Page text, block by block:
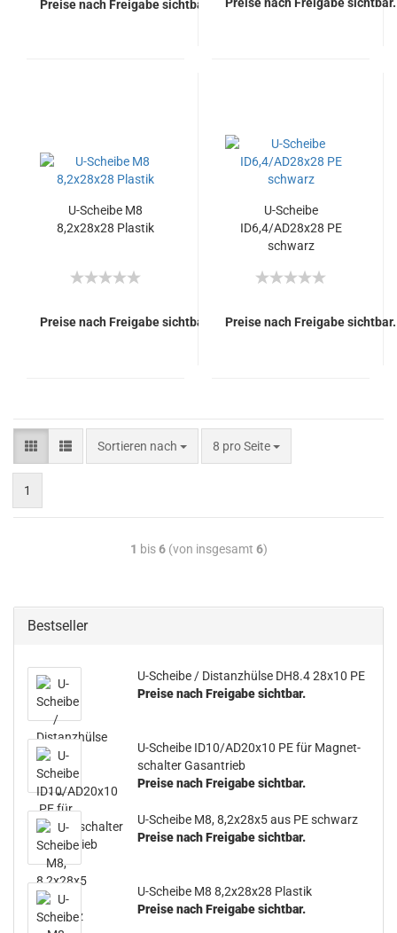
Preise nach Freigabe sichtbar.
U-​Schei­be M8
8,2x28x28 Plas­tik
Preise nach Freigabe sichtbar.
U-​Schei­be
ID6,4/AD28x28 PE
schwarz
Preise nach Freigabe sichtbar.
Sortieren nach 8 pro Seite
1
1 bis6(von insgesamt 6)
Bestseller
U-​Scheibe / Di­stanz­hül­se DH8.4 28x10 PE
Preise nach Freigabe sichtbar.
U-​Scheibe ID10/AD20x10 PE für Ma­gnet­
schal­ter Gas­an­trieb
Preise nach Freigabe sichtbar.
U-​Scheibe M8, 8,2x28x5 aus PE schwarz
Preise nach Freigabe sichtbar.
U-​Scheibe M8 8,2x28x28 Plas­tik
Preise nach Freigabe sichtbar.